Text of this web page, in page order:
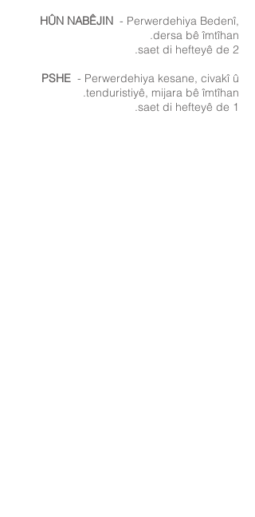
HÛN NABÊJIN - Perwerdehiya Bedenî,
dersa bê îmtîhan.
2 saet di hefteyê de.
PSHE - Perwerdehiya kesane, civakî û
tenduristiyê, mijara bê îmtîhan.
1 saet di hefteyê de.